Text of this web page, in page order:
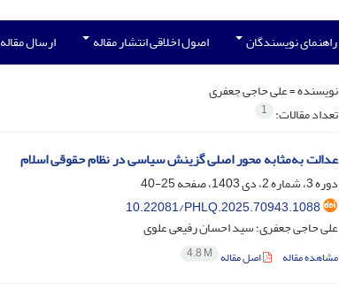
راهنمای نویسندگان اصول اخلاقی انتشار مقاله ارسال مقاله
نویسنده =علی حاجی جعفری
تعداد مقالات: 1
عدالت به‌مثابه محور اصلی گزینش سیاسی در نظام حقوقی اسلام
دوره 3، شماره 2، دی 1403، صفحه
25-40
10.22081/PHLQ.2025.70943.1088
علی حاجی جعفری؛ سید احسان رفیعی علوی
مشاهده مقاله اصل مقاله 4.8 M